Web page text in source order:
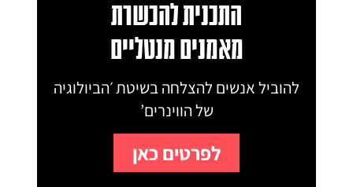
התכנית להכשרת
מאמנים מנטליים
להוביל אנשים להצלחה בשיטת ׳הביולוגיה
של הווינרים’
לפרטים כאן